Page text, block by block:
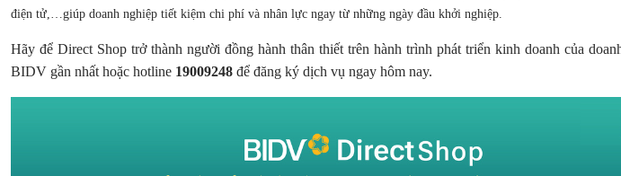
điện tử,…giúp doanh nghiệp tiết kiệm chi phí và nhân lực ngay từ những ngày đầu khởi nghiệp.
Hãy để Direct Shop trở thành người đồng hành thân thiết trên hành trình phát triển kinh doanh của
BIDV gần nhất hoặc hotline 19009248 để đăng ký dịch vụ ngay hôm nay.